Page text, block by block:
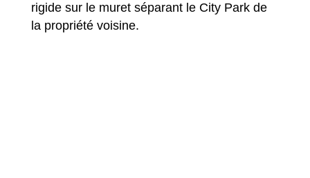
rigide sur le muret séparant le City Park de
la propriété voisine.